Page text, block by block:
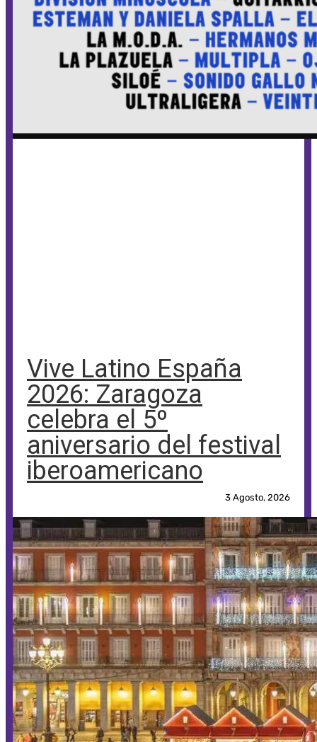
Vive Latino España
2026: Zaragoza
celebra el 5º
aniversario del festival
iberoamericano
3 Agosto, 2026